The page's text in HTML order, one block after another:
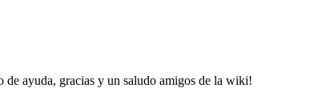
de ayuda, gracias y un saludo amigos de la wiki!